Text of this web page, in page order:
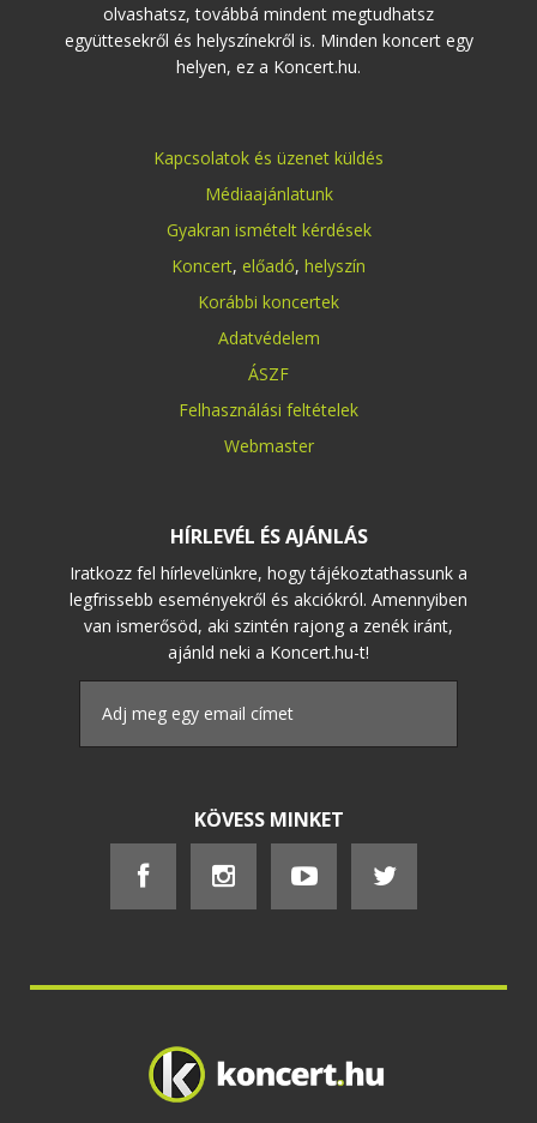
olvashatsz, továbbá mindent megtudhatsz
együttesekről és helyszínekről is. Minden koncert egy
helyen, ez a Koncert.hu.
Kapcsolatok és üzenet küldés
Médiaajánlatunk
Gyakran ismételt kérdések
Koncert, előadó, helyszín
Korábbi koncertek
Adatvédelem
ÁSZF
Felhasználási feltételek
Webmaster
HÍRLEVÉL ÉS AJÁNLÁS
Iratkozz fel hírlevelünkre, hogy tájékoztathassunk a
legfrissebb eseményekről és akciókról. Amennyiben
van ismerősöd, aki szintén rajong a zenék iránt,
ajánld neki a Koncert.hu-t!
KÖVESS MINKET